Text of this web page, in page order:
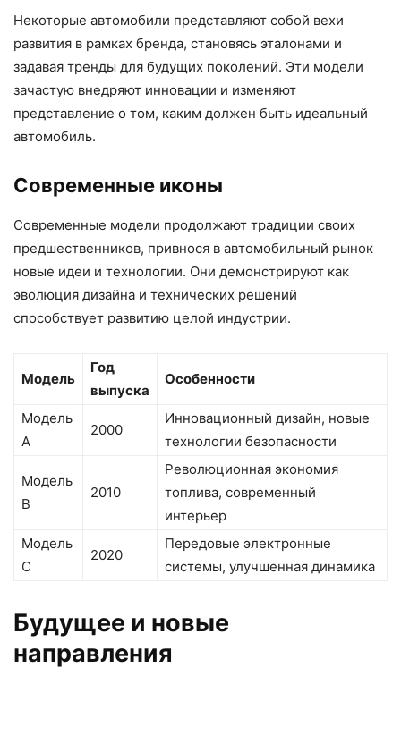
Некоторые автомобили представляют собой вехи
развития в рамках бренда, становясь эталонами и
задавая тренды для будущих поколений. Эти модели
зачастую внедряют инновации и изменяют
представление о том, каким должен быть идеальный
автомобиль.
Современные иконы
Современные модели продолжают традиции своих
предшественников, привнося в автомобильный рынок
новые идеи и технологии. Они демонстрируют как
эволюция дизайна и технических решений
способствует развитию целой индустрии.
Модель
Год
выпуска
Особенности
Модель
A
2000
Инновационный дизайн, новые
технологии безопасности
Модель
B
2010
Революционная экономия
топлива, современный
интерьер
Модель
C
2020
Передовые электронные
системы, улучшенная динамика
Будущее и новые
направления